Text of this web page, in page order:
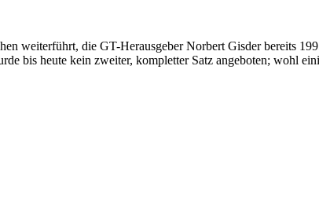
weiterführt, die GT-Herausgeber Norbert Gisder bereits
bis heute kein zweiter, kompletter Satz angeboten; wohl